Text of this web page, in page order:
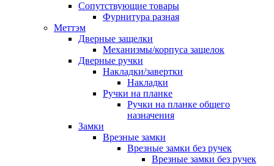
Сопутствующие товары
Фурнитура разная
Меттэм
Дверные защелки
Механизмы/корпуса защелок
Дверные ручки
Накладки/завертки
Накладки
Ручки на планке
Ручки на планке общего
назначения
Замки
Врезные замки
Врезные замки без ручек
Врезные замки без ручек